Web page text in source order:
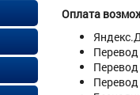
Оплата
Перевод